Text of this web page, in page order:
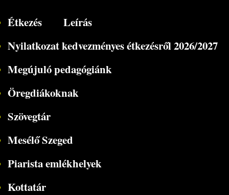
Étkezés
Leírás
Nyilatkozat kedvezményes étkezésről 2026/2027
Megújuló pedagógiánk
Öregdiákoknak
Szövegtár
Mesélő Szeged
Piarista emlékhelyek
Kottatár